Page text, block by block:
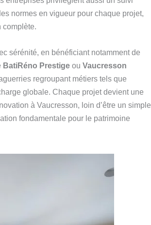
normes en vigueur pour chaque projet,
complète.
sérénité, en bénéficiant notamment de
BatiRéno Prestige ou Vaucresson
regroupant métiers tels que
globale. Chaque projet devient une
à Vaucresson, loin d’être un simple
fondamentale pour le patrimoine